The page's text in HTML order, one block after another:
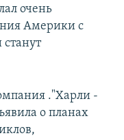
очень
Америки с
."Харли -
о планах